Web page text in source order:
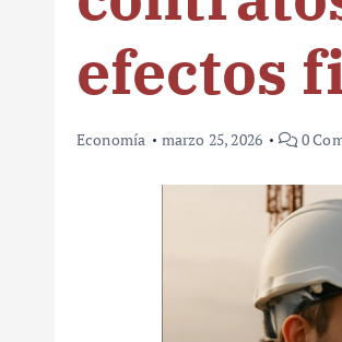
efectos
Economía marzo 25, 2026 0